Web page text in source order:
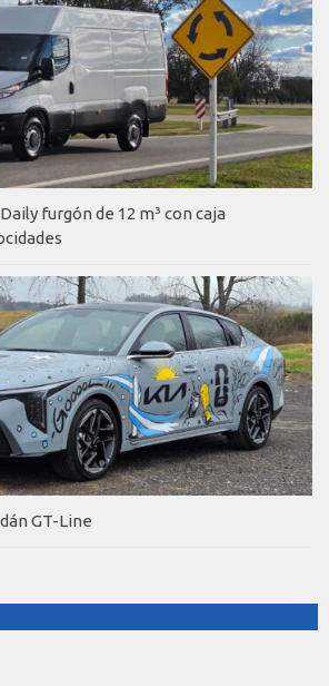
furgón de 12 m³ con caja
GT-Line